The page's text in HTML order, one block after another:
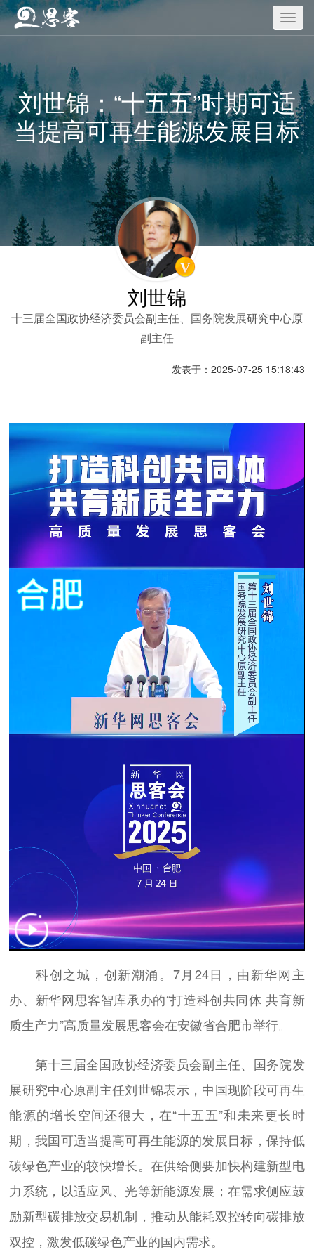
刘世锦：“十五五”时期可适
当提高可再生能源发展目标
刘世锦
十三届全国政协经济委员会副主任、国务院发展研究中心原
副主任
发表于：2025-07-25 15:18:43
科创之城，创新潮涌。7月24日，由新华网主
办、新华网思客智库承办的“打造科创共同体 共育新
质生产力”高质量发展思客会在安徽省合肥市举行。
第十三届全国政协经济委员会副主任、国务院发
展研究中心原副主任刘世锦表示，中国现阶段可再生
能源的增长空间还很大，在“十五五”和未来更长时
期，我国可适当提高可再生能源的发展目标，保持低
碳绿色产业的较快增长。在供给侧要加快构建新型电
力系统，以适应风、光等新能源发展；在需求侧应鼓
励新型碳排放交易机制，推动从能耗双控转向碳排放
双控，激发低碳绿色产业的国内需求。